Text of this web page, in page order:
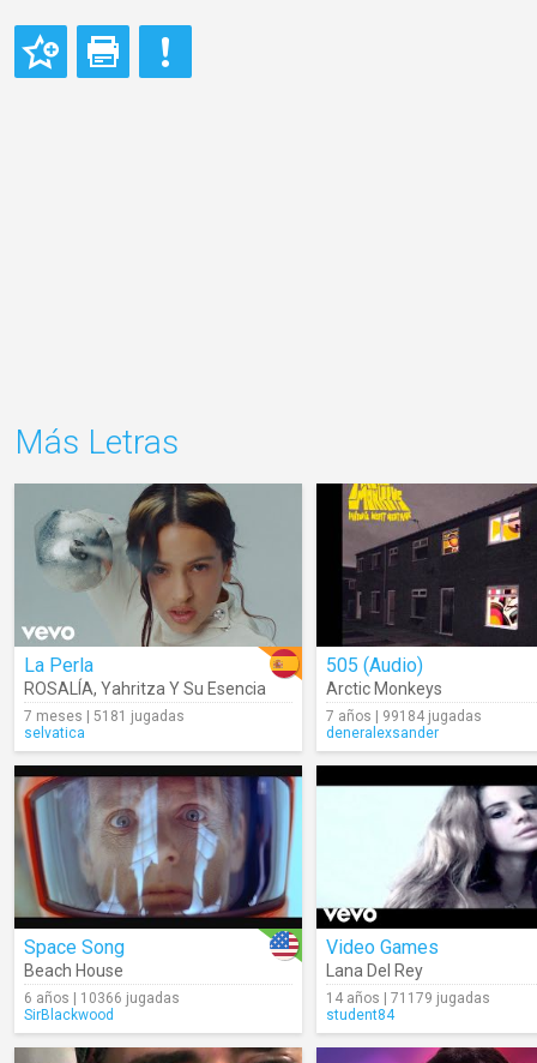
Más Letras
La Perla
ROSALÍA, Yahritza Y Su Esencia
7 meses | 5181 jugadas
selvatica
505 (Audio)
Arctic Monkeys
7 años | 99184 jugadas
deneralexsander
Space Song
Beach House
6 años | 10366 jugadas
SirBlackwood
Video Games
Lana Del Rey
14 años | 71179 jugadas
student84